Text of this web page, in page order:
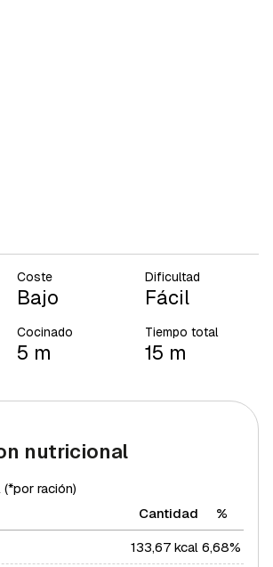
Coste
Bajo
Dificultad
Fácil
Cocinado
5 m
Tiempo total
15 m
nutricional
ración)
Cantidad
%
133,67 kcal 6,68%